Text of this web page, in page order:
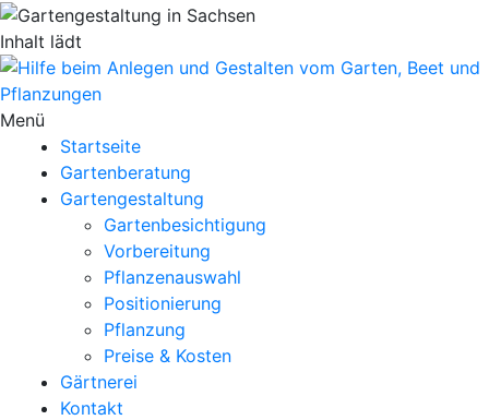
Inhalt lädt
Menü
Startseite
Gartenberatung
Gartengestaltung
Gartenbesichtigung
Vorbereitung
Pflanzenauswahl
Positionierung
Pflanzung
Preise & Kosten
Gärtnerei
Kontakt